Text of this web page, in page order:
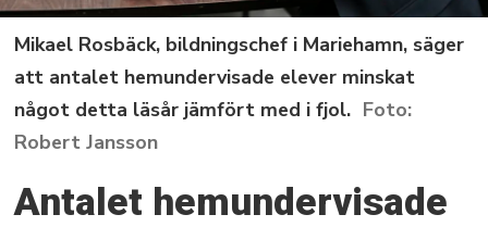
Mikael Rosbäck, bildningschef i Mariehamn, säger
att antalet hemundervisade elever minskat
något detta läsår jämfört med i fjol.
Robert Jansson
Antalet hemundervisade